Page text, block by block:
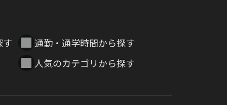
す
通勤・通学時間から探す
人気のカテゴリから探す